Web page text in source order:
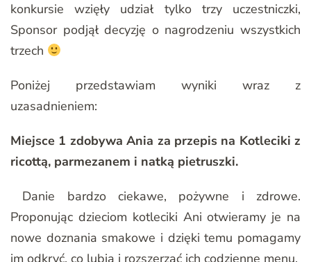
konkursie wzięły udział tylko trzy uczestniczki,
Sponsor podjął decyzję o nagrodzeniu wszystkich
trzech
Poniżej przedstawiam wyniki wraz z
uzasadnieniem:
Miejsce 1 zdobywa Ania za przepis na Kotleciki z
ricottą, parmezanem i natką pietruszki.
Danie bardzo ciekawe, pożywne i zdrowe.
Proponując dzieciom kotleciki Ani otwieramy je na
nowe doznania smakowe i dzięki temu pomagamy